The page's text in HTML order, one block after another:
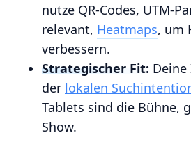
nutze QR‑Codes,
relevant, Heatmaps, um
verbessern.
Strategischer Fit:
der lokalen
Tablets sind die Bühne,
Show.